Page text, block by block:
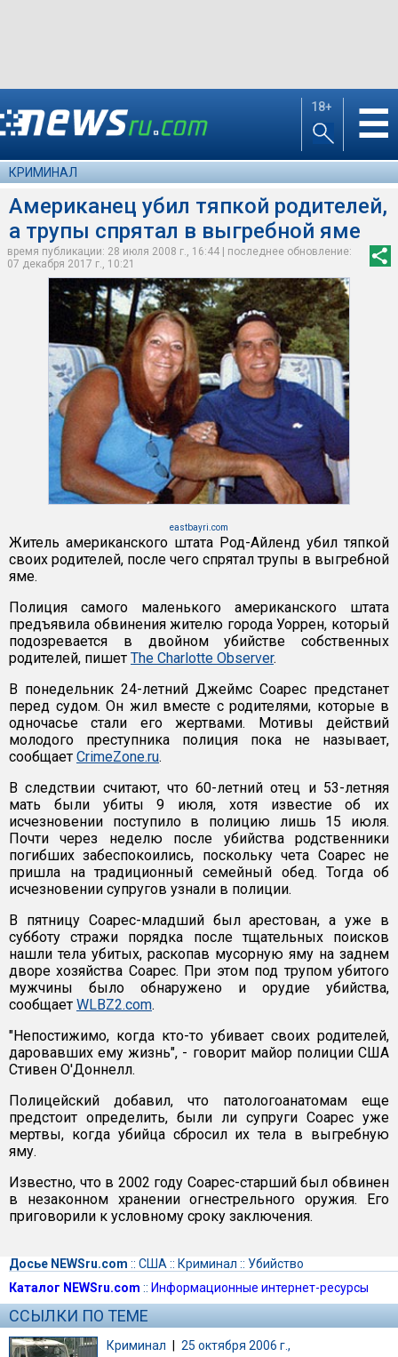
18+ ☰
КРИМИНАЛ
Американец убил тяпкой родителей,
а трупы спрятал в выгребной яме
время публикации: 28 июля 2008 г., 16:44 | последнее обновление:
07 декабря 2017 г., 10:21
eastbayri.com
Житель американского штата Род-Айленд убил тяпкой
своих родителей, после чего спрятал трупы в выгребной
яме.
Полиция самого маленького американского штата
предъявила обвинения жителю города Уоррен, который
подозревается в двойном убийстве собственных
родителей, пишет The Charlotte Observer.
В понедельник 24-летний Джеймс Соарес предстанет
перед судом. Он жил вместе с родителями, которые в
одночасье стали его жертвами. Мотивы действий
молодого преступника полиция пока не называет,
сообщает CrimeZone.ru.
В следствии считают, что 60-летний отец и 53-летняя
мать были убиты 9 июля, хотя известие об их
исчезновении поступило в полицию лишь 15 июля.
Почти через неделю после убийства родственники
погибших забеспокоились, поскольку чета Соарес не
пришла на традиционный семейный обед. Тогда об
исчезновении супругов узнали в полиции.
В пятницу Соарес-младший был арестован, а уже в
субботу стражи порядка после тщательных поисков
нашли тела убитых, раскопав мусорную яму на заднем
дворе хозяйства Соарес. При этом под трупом убитого
мужчины было обнаружено и орудие убийства,
сообщает WLBZ2.com.
"Непостижимо, когда кто-то убивает своих родителей,
даровавших ему жизнь", - говорит майор полиции США
Стивен О'Доннелл.
Полицейский добавил, что патологоанатомам еще
предстоит определить, были ли супруги Соарес уже
мертвы, когда убийца сбросил их тела в выгребную
яму.
Известно, что в 2002 году Соарес-старший был обвинен
в незаконном хранении огнестрельного оружия. Его
приговорили к условному сроку заключения.
Досье NEWSru.com :: США :: Криминал :: Убийство
Каталог NEWSru.com :: Информационные интернет-ресурсы
ССЫЛКИ ПО ТЕМЕ
Криминал | 25 октября 2006 г.,